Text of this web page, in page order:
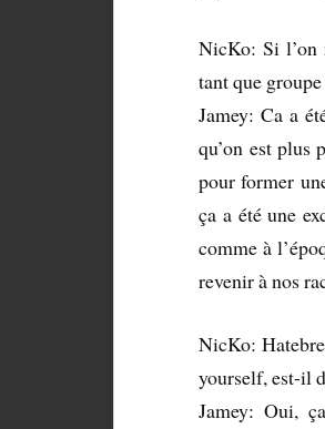
NicKo: Si l’on
tant que
Jamey: Ca a
qu’on est plus
pour former
ça a été une
comme à
revenir à nos
NicKo:
yourself, est-il
Jamey: Oui,